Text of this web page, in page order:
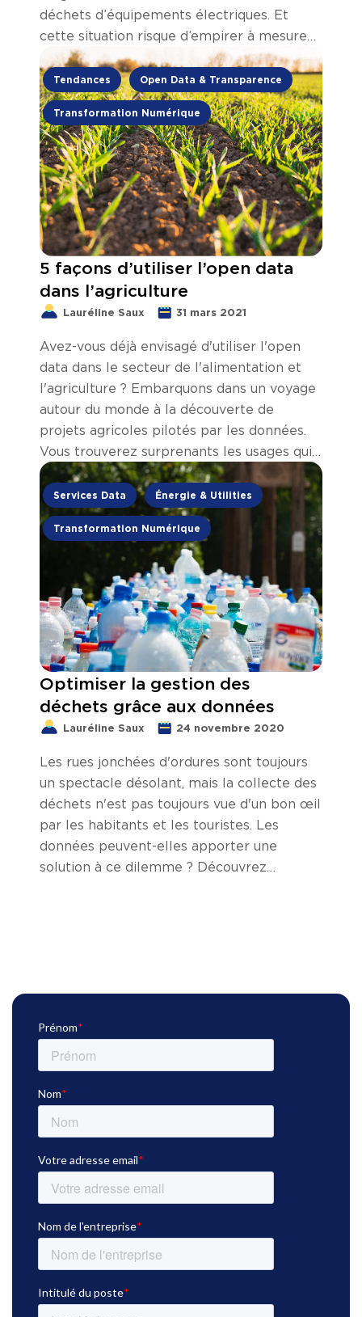
déchets d’équipements électriques. Et
cette situation risque d’empirer à mesure
que nos besoins digitaux augmentent.
Tendances Open Data & Transparence
Transformation Numérique
5 façons d’utiliser l’open data
dans l’agriculture
Lauréline Saux 31 mars 2021
Avez-vous déjà envisagé d'utiliser l'open
data dans le secteur de l'alimentation et
l'agriculture ? Embarquons dans un voyage
autour du monde à la découverte de
projets agricoles pilotés par les données.
Vous trouverez surprenants les usages qui
sont faits des données dans la chaîne de
valeur agricole, de la ferme à l'assiette.
Services Data Énergie & Utilities
Transformation Numérique
Optimiser la gestion des
déchets grâce aux données
Lauréline Saux 24 novembre 2020
Les rues jonchées d'ordures sont toujours
un spectacle désolant, mais la collecte des
déchets n'est pas toujours vue d'un bon œil
par les habitants et les touristes. Les
données peuvent-elles apporter une
solution à ce dilemme ? Découvrez